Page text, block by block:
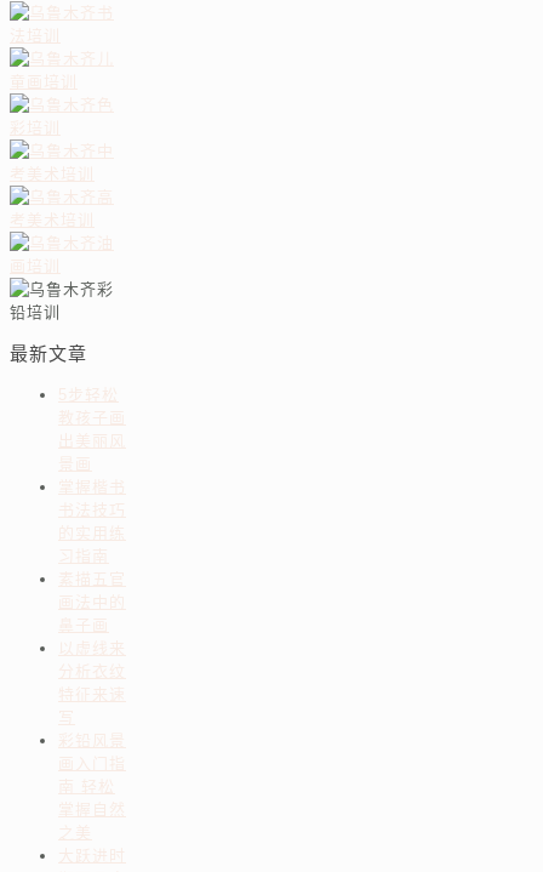
最新文章
5步轻松
教孩子画
出美丽风
景画
掌握楷书
书法技巧
的实用练
习指南
素描五官
画法中的
鼻子画
以虚线来
分析衣纹
特征来速
写
彩铅风景
画入门指
南 轻松
掌握自然
之美
大跃进时